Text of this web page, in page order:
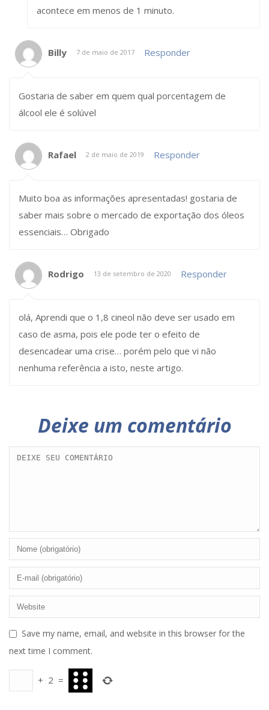
acontece em menos de 1 minuto.
Billy 7 de maio de 2017 Responder
Gostaria de saber em quem qual porcentagem de
álcool ele é solúvel
Rafael 2 de maio de 2019 Responder
Muito boa as informações apresentadas! gostaria de
saber mais sobre o mercado de exportação dos óleos
essenciais… Obrigado
Rodrigo 13 de setembro de 2020 Responder
olá, Aprendi que o 1,8 cineol não deve ser usado em
caso de asma, pois ele pode ter o efeito de
desencadear uma crise… porém pelo que vi não
nenhuma referência a isto, neste artigo.
Deixe um comentário
Save my name, email, and website in this browser for the
next time I comment.
+ 2 =